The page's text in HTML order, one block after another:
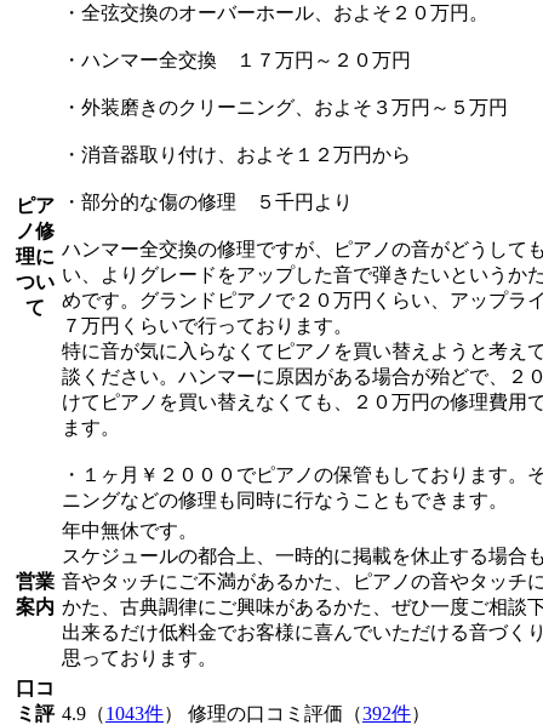
ピア
ノ修
理に
つい
て
・全弦交換のオーバーホール、およそ２０万円。
・ハンマー全交換 １７万円～２０万円
・外装磨きのクリーニング、およそ３万円～５万円
・消音器取り付け、およそ１２万円から
・部分的な傷の修理 ５千円より
ハンマー全交換の修理ですが、ピアノの音がどうして
い、よりグレードをアップした音で弾きたいというか
めです。グランドピアノで２０万円くらい、アップラ
７万円くらいで行っております。
特に音が気に入らなくてピアノを買い替えようと考え
談ください。ハンマーに原因がある場合が殆どで、２
けてピアノを買い替えなくても、２０万円の修理費用
ます。
・１ヶ月￥２０００でピアノの保管もしております。
ニングなどの修理も同時に行なうこともできます。
営業
案内
年中無休です。
スケジュールの都合上、一時的に掲載を休止する場合
音やタッチにご不満があるかた、ピアノの音やタッチ
かた、古典調律にご興味があるかた、ぜひ一度ご相談
出来るだけ低料金でお客様に喜んでいただける音づく
思っております。
口コ
ミ評 4.9（1043件） 修理の口コミ評価（392件）